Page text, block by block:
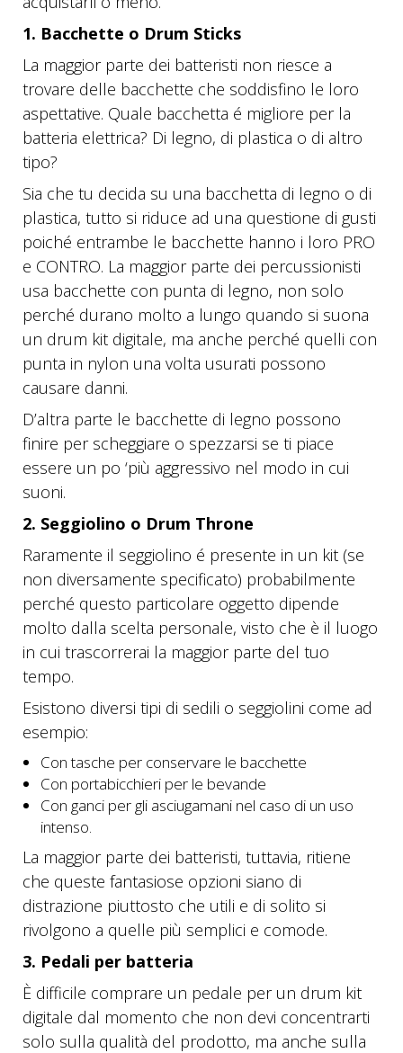
1. Bacchette o Drum Sticks
La maggior parte dei batteristi non riesce a
trovare delle bacchette che soddisfino le loro
aspettative. Quale bacchetta é migliore per la
batteria elettrica? Di legno, di plastica o di altro
tipo?
Sia che tu decida su una bacchetta di legno o di
plastica, tutto si riduce ad una questione di gusti
poiché entrambe le bacchette hanno i loro PRO
e CONTRO. La maggior parte dei percussionisti
usa bacchette con punta di legno, non solo
perché durano molto a lungo quando si suona
un drum kit digitale, ma anche perché quelli con
punta in nylon una volta usurati possono
causare danni.
D’altra parte le bacchette di legno possono
finire per scheggiare o spezzarsi se ti piace
essere un po ‘più aggressivo nel modo in cui
suoni.
2. Seggiolino o Drum Throne
Raramente il seggiolino é presente in un kit (se
non diversamente specificato) probabilmente
perché questo particolare oggetto dipende
molto dalla scelta personale, visto che è il luogo
in cui trascorrerai la maggior parte del tuo
tempo.
Esistono diversi tipi di sedili o seggiolini come ad
esempio:
Con tasche per conservare le bacchette
Con portabicchieri per le bevande
Con ganci per gli asciugamani nel caso di un uso
intenso.
La maggior parte dei batteristi, tuttavia, ritiene
che queste fantasiose opzioni siano di
distrazione piuttosto che utili e di solito si
rivolgono a quelle più semplici e comode.
3. Pedali per batteria
È difficile comprare un pedale per un drum kit
digitale dal momento che non devi concentrarti
solo sulla qualità del prodotto, ma anche sulla